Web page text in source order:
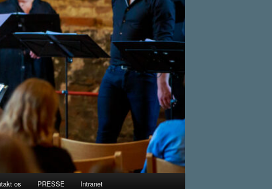
os PRESSE Intranet